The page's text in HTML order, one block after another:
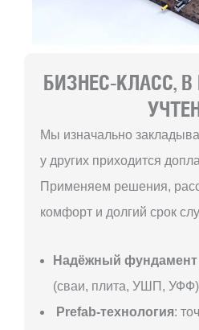
БИЗНЕС-КЛАСС,
Мы изначально
у других приходится
Применяем решения,
комфорт и долгий срок
Надёжный фундамент
(сваи, плита, УШП, УФФ)
Prefab-технология: